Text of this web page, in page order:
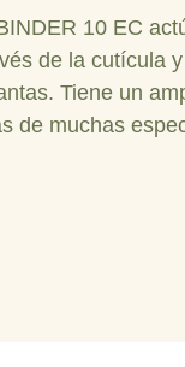
10 EC
de la cutícula
Tiene un
de muchas